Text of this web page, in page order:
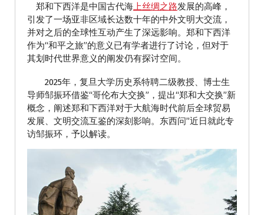
郑和下西洋是中国古代海上丝绸之路发展的高峰，
引发了一场亚非区域长达数十年的中外文明大交流，
并对之后的全球性互动产生了深远影响。郑和下西洋
作为“和平之旅”的意义已有学者进行了讨论，但对于
其划时代世界意义的阐发仍有探讨空间。
2025年，复旦大学历史系特聘二级教授、博士生
导师邹振环借鉴“哥伦布大交换”，提出“郑和大交换”新
概念，阐述郑和下西洋对于大航海时代前后全球贸易
发展、文明交流互鉴的深刻影响。东西问”近日就此专
访邹振环，予以解读。